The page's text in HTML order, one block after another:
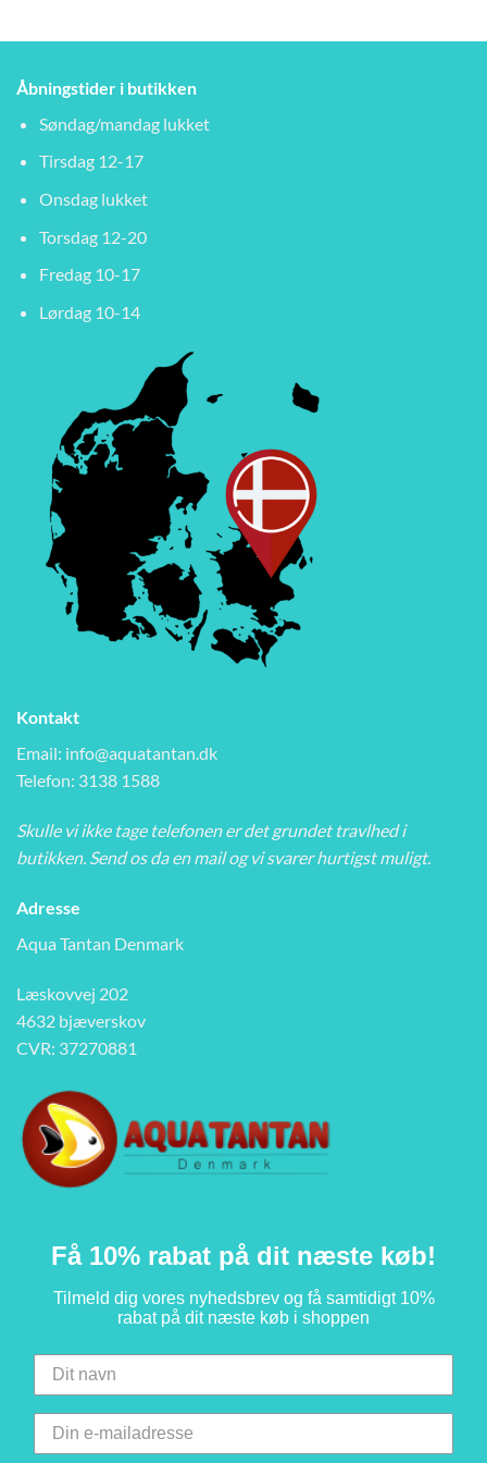
Åbningstider i butikken
Søndag/mandag lukket
Tirsdag 12-17
Onsdag lukket
Torsdag 12-20
Fredag 10-17
Lørdag 10-14
Kontakt
Email: info@aquatantan.dk
Telefon: 3138 1588
Skulle vi ikke tage telefonen er det grundet travlhed i
butikken. Send os da en mail og vi svarer hurtigst muligt.
Adresse
Aqua Tantan Denmark
Læskovvej 202
4632 bjæverskov
CVR: 37270881
Få 10% rabat på dit næste køb!
Tilmeld dig vores nyhedsbrev og få samtidigt 10%
rabat på dit næste køb i shoppen